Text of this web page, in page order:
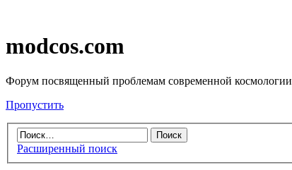
modcos.com
Форум посвященный проблемам современной космологии
Пропустить
Расширенный поиск